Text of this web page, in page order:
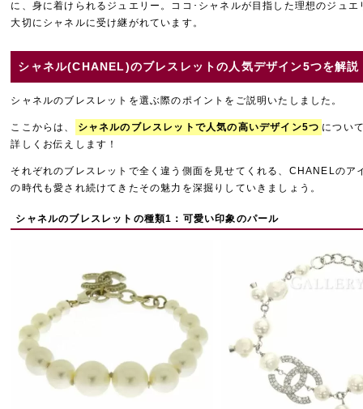
に、身に着けられるジュエリー。ココ･シャネルが目指した理想のジュエ
大切にシャネルに受け継がれています。
シャネル(CHANEL)のブレスレットの人気デザイン5つを解説
シャネルのブレスレットを選ぶ際のポイントをご説明いたしました。
ここからは、 シャネルのブレスレットで人気の高いデザイン5つ につい
詳しくお伝えします！
それぞれのブレスレットで全く違う側面を見せてくれる、CHANELのア
の時代も愛され続けてきたその魅力を深掘りしていきましょう。
シャネルのブレスレットの種類1：可愛い印象のパール